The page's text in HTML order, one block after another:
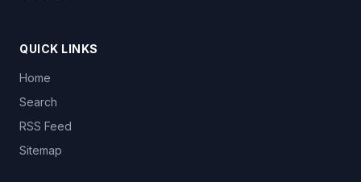
QUICK LINKS
Home
Search
RSS Feed
Sitemap